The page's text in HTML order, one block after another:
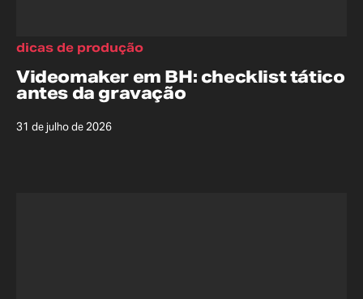
Videomaker em BH: checklist tático
antes da gravação
31 de julho de 2026
dicas de produção